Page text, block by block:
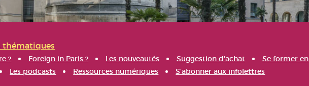
thématiques
? Foreign in Paris ? Les nouveautés Suggestion d'achat
Se former
Les podcasts Ressources numériques S'abonner aux infolettres